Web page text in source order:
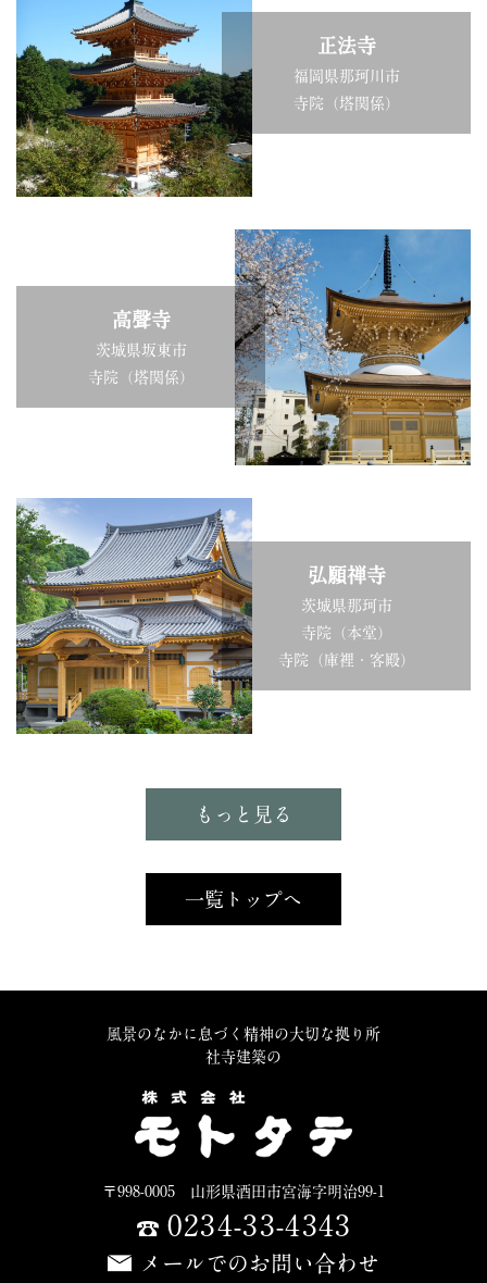
正法寺
福岡県那珂川市
寺院（塔関係）
高聲寺
茨城県坂東市
寺院（塔関係）
弘願禅寺
茨城県那珂市
寺院（本堂）
寺院（庫裡・客殿）
もっと見る
一覧トップへ
風景のなかに息づく精神の大切な拠り所
社寺建築の
〒998-0005 山形県酒田市宮海字明治99-1
0234-33-4343
メールでのお問い合わせ